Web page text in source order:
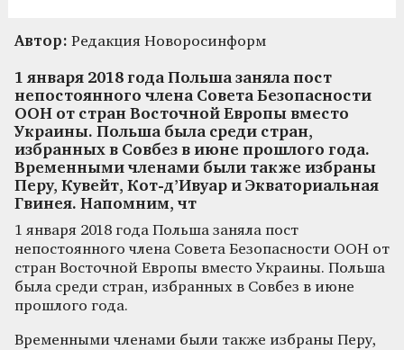
Автор: Редакция Новоросинформ
1 января 2018 года Польша заняла пост
непостоянного члена Совета Безопасности
ООН от стран Восточной Европы вместо
Украины. Польша была среди стран,
избранных в Совбез в июне прошлого года.
Временными членами были также избраны
Перу, Кувейт, Кот-д’Ивуар и Экваториальная
Гвинея. Напомним, чт
1 января 2018 года Польша заняла пост
непостоянного члена Совета Безопасности ООН от
стран Восточной Европы вместо Украины. Польша
была среди стран, избранных в Совбез в июне
прошлого года.
Временными членами были также избраны Перу,